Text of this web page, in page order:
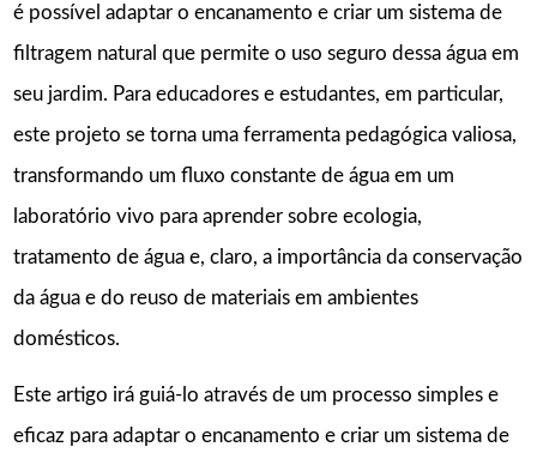
é possível adaptar o encanamento e criar um sistema de
filtragem natural que permite o uso seguro dessa água em
seu jardim. Para educadores e estudantes, em particular,
este projeto se torna uma ferramenta pedagógica valiosa,
transformando um fluxo constante de água em um
laboratório vivo para aprender sobre ecologia,
tratamento de água e, claro, a importância da conservação
da água e do reuso de materiais em ambientes
domésticos.
Este artigo irá guiá-lo através de um processo simples e
eficaz para adaptar o encanamento e criar um sistema de